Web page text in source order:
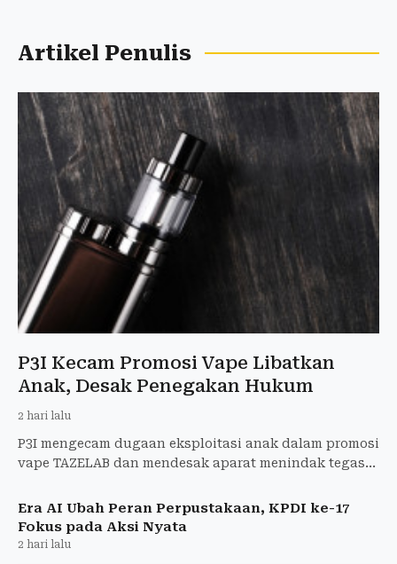
Artikel Penulis
P3I Kecam Promosi Vape Libatkan
Anak, Desak Penegakan Hukum
2 hari lalu
P3I mengecam dugaan eksploitasi anak dalam promosi
vape TAZELAB dan mendesak aparat menindak tegas
Era AI Ubah Peran Perpustakaan, KPDI ke-17
Fokus pada Aksi Nyata
2 hari lalu